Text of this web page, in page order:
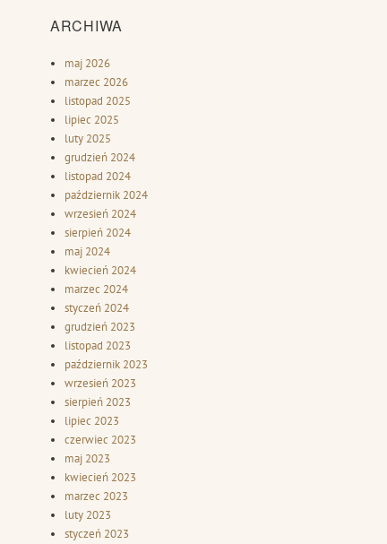
ARCHIWA
maj 2026
marzec 2026
listopad 2025
lipiec 2025
luty 2025
grudzień 2024
listopad 2024
październik 2024
wrzesień 2024
sierpień 2024
maj 2024
kwiecień 2024
marzec 2024
styczeń 2024
grudzień 2023
listopad 2023
październik 2023
wrzesień 2023
sierpień 2023
lipiec 2023
czerwiec 2023
maj 2023
kwiecień 2023
marzec 2023
luty 2023
styczeń 2023